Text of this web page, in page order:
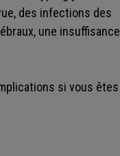
des infections des
une insuffisance
si vous êtes